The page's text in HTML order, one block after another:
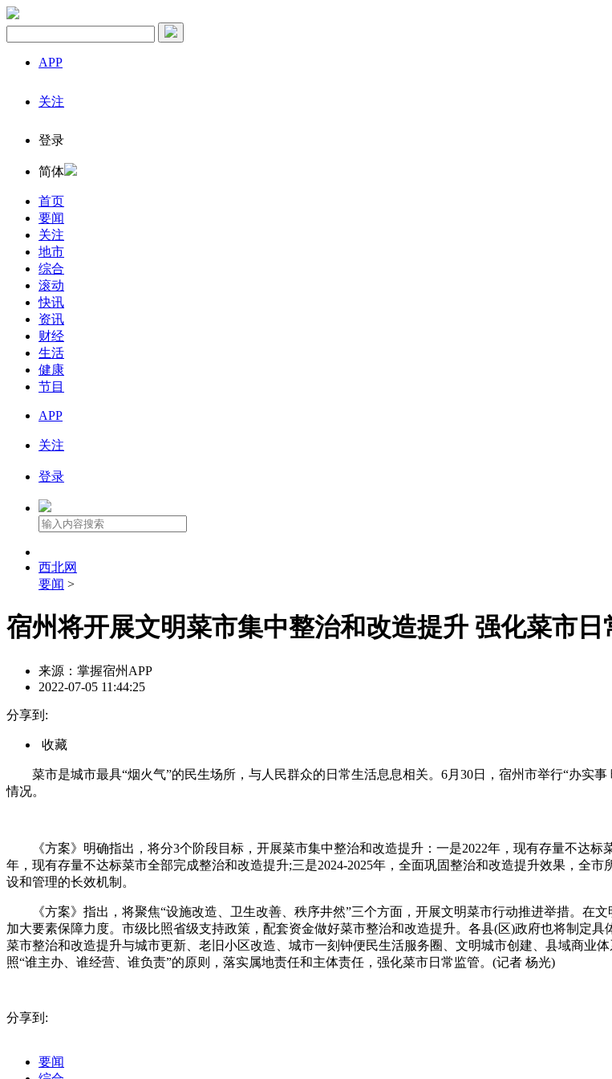
APP
关注
登录
简体
首页
要闻
关注
地市
综合
滚动
快讯
资讯
财经
生活
健康
节目
APP
关注
登录
西北网
要闻 >
宿州将开展文明菜市集中整治和改造提升 强化菜市日
来源：掌握宿州APP
2022-07-05 11:44:25
分享到:
收藏
菜市是城市最具“烟火气”的民生场所，与人民群众的日常生活息息相关。6月30日，宿州市举行“办实
情况。
《方案》明确指出，将分3个阶段目标，开展菜市集中整治和改造提升：一是2022年，现有存量不达
年，现有存量不达标菜市全部完成整治和改造提升;三是2024-2025年，全面巩固整治和改造提升效果，全
设和管理的长效机制。
《方案》指出，将聚焦“设施改造、卫生改善、秩序井然”三个方面，开展文明菜市行动推进举措。在
加大要素保障力度。市级比照省级支持政策，配套资金做好菜市整治和改造提升。各县(区)政府也将制定
菜市整治和改造提升与城市更新、老旧小区改造、城市一刻钟便民生活服务圈、文明城市创建、县域商业
照“谁主办、谁经营、谁负责”的原则，落实属地责任和主体责任，强化菜市日常监管。(记者 杨光)
分享到:
要闻